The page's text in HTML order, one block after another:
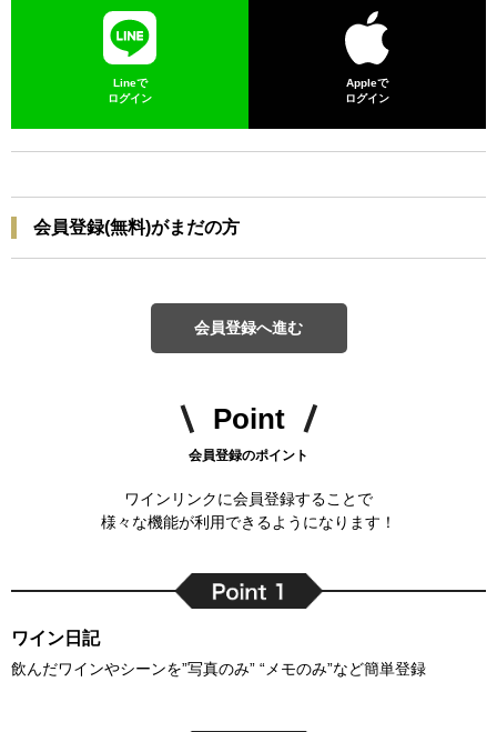
Lineで
ログイン
Appleで
ログイン
会員登録(無料)がまだの方
会員登録へ進む
Point
会員登録のポイント
ワインリンクに会員登録することで
様々な機能が利用できるようになります！
ワイン日記
飲んだワインやシーンを”写真のみ” “メモのみ”など簡単登録